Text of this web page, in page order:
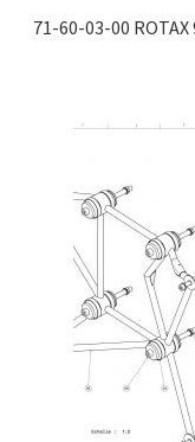
71-60-03-00 ROTAX